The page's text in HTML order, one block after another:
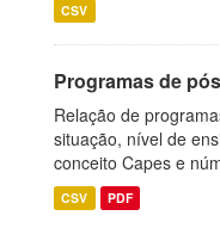
CSV
Programas de
Relação de
situação, nível de
conceito Capes e
CSV PDF